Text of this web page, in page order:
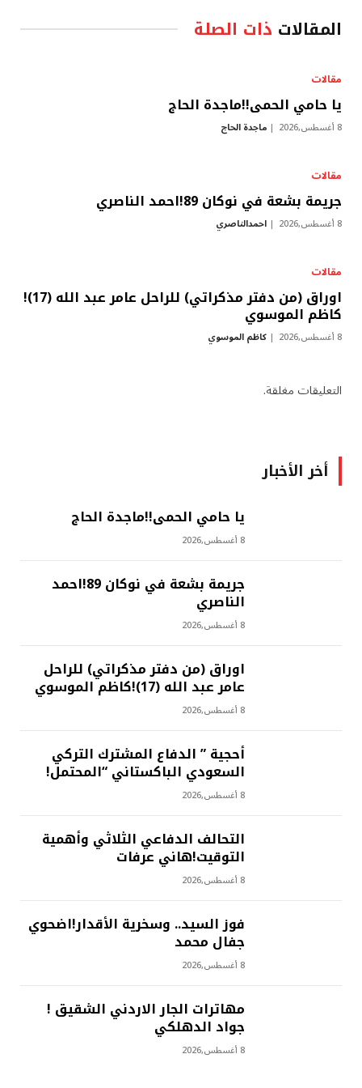
المقالات ذات الصلة
مقالات
يا حامي الحمى!!ماجدة الحاج
8 أغسطس,2026 ماجدة الحاج
مقالات
جريمة بشعة في نوكان 89!احمد الناصري
8 أغسطس,2026 احمدالناصري
مقالات
اوراق (من دفتر مذكراتي) للراحل عامر عبد الله (17)!
كاظم الموسوي
8 أغسطس,2026 كاظم الموسوي
التعليقات مغلقة.
أخر الأخبار
يا حامي الحمى!!ماجدة الحاج
8 أغسطس,2026
جريمة بشعة في نوكان 89!احمد
الناصري
8 أغسطس,2026
اوراق (من دفتر مذكراتي) للراحل
عامر عبد الله (17)!كاظم الموسوي
8 أغسطس,2026
أحجية ” الدفاع المشترك التركي
السعودي الباكستاني “المحتمل!
8 أغسطس,2026
التحالف الدفاعي الثلاثي وأهمية
التوقيت!هاني عرفات
8 أغسطس,2026
فوز السيد.. وسخرية الأقدار!اضحوي
جفال محمد
8 أغسطس,2026
مهاترات الجار الاردني الشقيق !
جواد الدهلكي
8 أغسطس,2026